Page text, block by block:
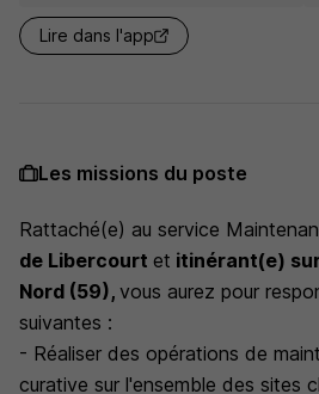
Lire dans l'app
Les missions du poste
Rattaché(e) au service
de Libercourt et itinérant(e)
Nord (59), vous aurez pour
suivantes :
- Réaliser des opérations de
curative sur l'ensemble des sites